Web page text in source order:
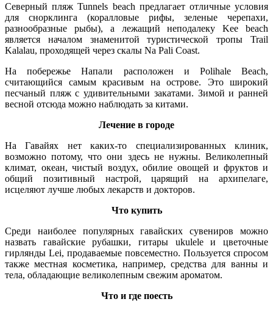
Северный пляж Tunnels beach предлагает отличные условия
для снорклинга (коралловые рифы, зеленые черепахи,
разнообразные рыбы), а лежащий неподалеку Kee beach
является началом знаменитой туристической тропы Trail
Kalalau, проходящей через скалы Na Pali Coast.
На побережье Напали расположен и Polihale Beach,
считающийся самым красивым на острове. Это широкий
песчаный пляж с удивительными закатами. Зимой и ранней
весной отсюда можно наблюдать за китами.
Лечение в городе
На Гавайях нет каких-то специализированных клиник,
возможно потому, что они здесь не нужны. Великолепный
климат, океан, чистый воздух, обилие овощей и фруктов и
общий позитивный настрой, царящий на архипелаге,
исцеляют лучше любых лекарств и докторов.
Что купить
Среди наиболее популярных гавайских сувениров можно
назвать гавайские рубашки, гитары ukulele и цветочные
гирлянды Lei, продаваемые повсеместно. Пользуется спросом
также местная косметика, например, средства для ванны и
тела, обладающие великолепным свежим ароматом.
Что и где поесть